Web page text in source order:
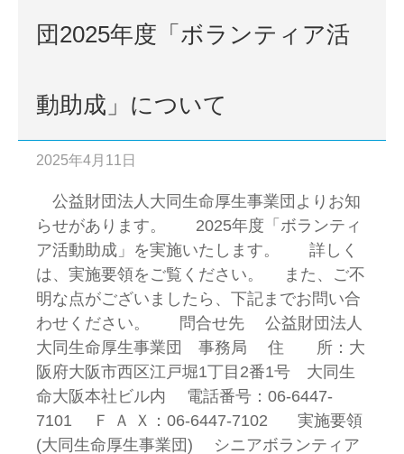
団2025年度「ボランティア活
動助成」について
2025年4月11日
公益財団法人大同生命厚生事業団よりお知
らせがあります。 2025年度「ボランティ
ア活動助成」を実施いたします。 詳しく
は、実施要領をご覧ください。 また、ご不
明な点がございましたら、下記までお問い合
わせください。 問合せ先 公益財団法人
大同生命厚生事業団 事務局 住 所：大
阪府大阪市西区江戸堀1丁目2番1号 大同生
命大阪本社ビル内 電話番号：06-6447-
7101 Ｆ Ａ Ｘ：06-6447-7102 実施要領
(大同生命厚生事業団) シニアボランティア